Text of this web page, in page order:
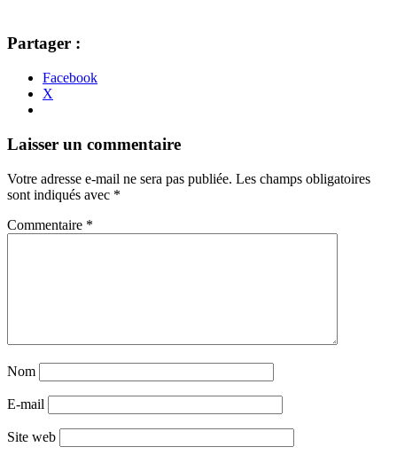
Partager :
Facebook
X
Navigation
articles
←
→
Laisser un commentaire
Votre adresse e-mail ne sera pas publiée. Les champs obligatoires
sont indiqués avec *
Commentaire *
Nom
E-mail
Site web